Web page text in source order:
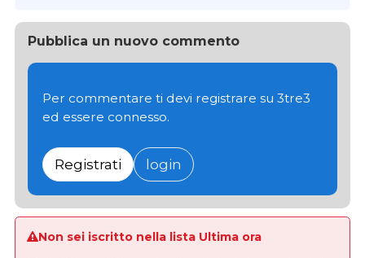
Pubblica un nuovo commento
Per commentare ti devi registrare su 3tre3
ed essere connesso.
Registrati login
Non sei iscritto nella lista Ultima ora